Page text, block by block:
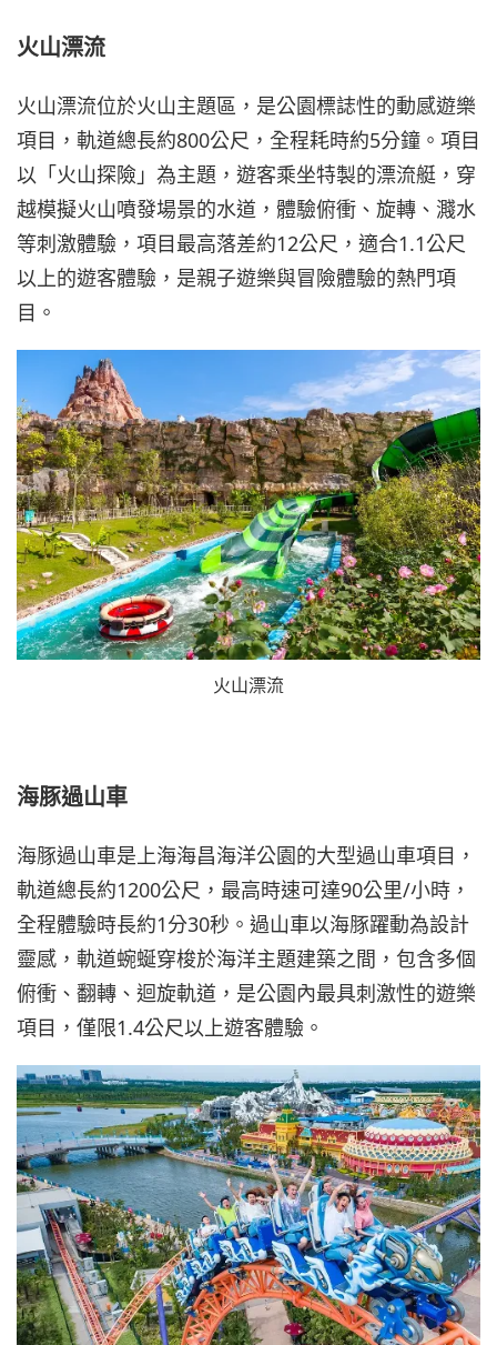
火山漂流
火山漂流位於火山主題區，是公園標誌性的動感遊樂
項目，軌道總長約800公尺，全程耗時約5分鐘。項目
以「火山探險」為主題，遊客乘坐特製的漂流艇，穿
越模擬火山噴發場景的水道，體驗俯衝、旋轉、濺水
等刺激體驗，項目最高落差約12公尺，適合1.1公尺
以上的遊客體驗，是親子遊樂與冒險體驗的熱門項
目。
火山漂流
海豚過山車
海豚過山車是上海海昌海洋公園的大型過山車項目，
軌道總長約1200公尺，最高時速可達90公里/小時，
全程體驗時長約1分30秒。過山車以海豚躍動為設計
靈感，軌道蜿蜒穿梭於海洋主題建築之間，包含多個
俯衝、翻轉、迴旋軌道，是公園內最具刺激性的遊樂
項目，僅限1.4公尺以上遊客體驗。